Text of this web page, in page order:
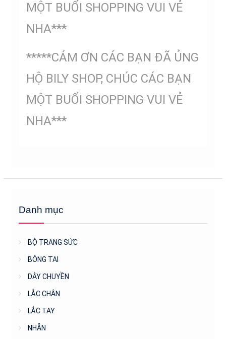
MỘT BUỔI SHOPPING VUI VẺ
NHA***
*****CÁM ƠN CÁC BẠN ĐÃ ỦNG
HỘ BILY SHOP, CHÚC CÁC BẠN
MỘT BUỔI SHOPPING VUI VẺ
NHA***
Danh mục
BỘ TRANG SỨC
BÔNG TAI
DÂY CHUYỀN
LẮC CHÂN
LẮC TAY
NHẪN